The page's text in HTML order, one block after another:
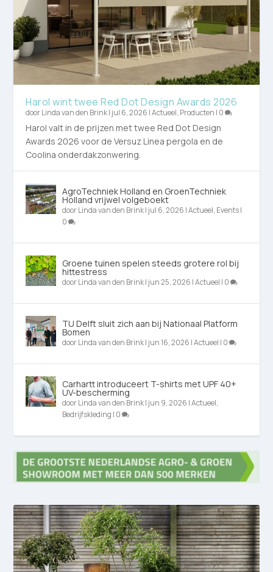
TU Delft sluit zich aan bij Nationaal Platform
Bom...
Nederlandse Boominfodag brengt ruim 430
boomprofes...
Koninklijke VHG: maak vergroening prioriteit in
co...
15e Open Kwekerijdag strijkt op 20 juni neer
op La...
Harol wint twee Red Dot Design Awards 2026
doorLinda van den Brink| jul 6, 2026 |Actueel, Producten | 0
Harol valt in de prijzen met twee Red Dot Design
Awards 2026 voor de Versuz Linea pergola en de
Coolina onderdakzonwering.
AgroTechniek Holland en GroenTechniek
Holland vrijwel volgeboekt
doorLinda van den Brink| jul 6, 2026 |Actueel, Events|
0
Groene tuinen spelen steeds grotere rol bij
hittestress
doorLinda van den Brink| jun 25, 2026 |Actueel | 0
TU Delft sluit zich aan bij Nationaal Platform
Bomen
doorLinda van den Brink| jun 16, 2026 |Actueel | 0
Carhartt introduceert T-shirts met UPF 40+
UV-bescherming
doorLinda van den Brink| jun 9, 2026 |Actueel,
Bedrijfskleding | 0